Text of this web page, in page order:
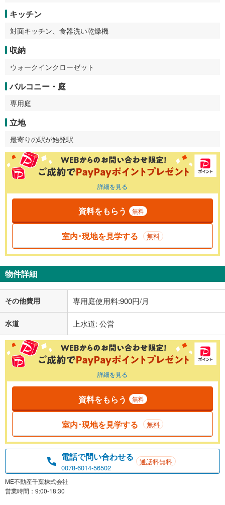
キッチン
対面キッチン、食器洗い乾燥機
収納
ウォークインクローゼット
バルコニー・庭
専用庭
立地
最寄りの駅が始発駅
詳細を見る
資料をもらう 無料
室内･現地を見学する 無料
物件詳細
その他費用 専用庭使用料:900円/月
水道 上水道: 公営
詳細を見る
資料をもらう 無料
室内･現地を見学する 無料
電話で問い合わせる
0078-6014-56502
通話料無料
ME不動産千葉株式会社
営業時間：9:00-18:30